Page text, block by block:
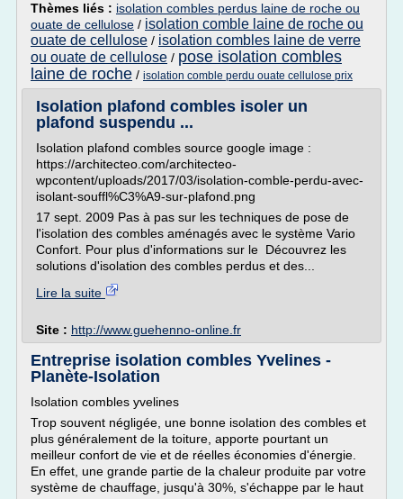
Thèmes liés : isolation combles perdus laine de roche ou
ouate de cellulose / isolation comble laine de roche ou
ouate de cellulose / isolation combles laine de verre
ou ouate de cellulose / pose isolation combles
laine de roche / isolation comble perdu ouate cellulose prix
Isolation plafond combles isoler un
plafond suspendu ...
Isolation plafond combles source google image :
https://architecteo.com/architecteo-
wpcontent/uploads/2017/03/isolation-comble-perdu-avec-
isolant-souffl%C3%A9-sur-plafond.png
17 sept. 2009 Pas à pas sur les techniques de pose de
l'isolation des combles aménagés avec le système Vario
Confort. Pour plus d'informations sur le Découvrez les
solutions d'isolation des combles perdus et des...
Lire la suite
Site : http://www.guehenno-online.fr
Entreprise isolation combles Yvelines -
Planète-Isolation
Isolation combles yvelines
Trop souvent négligée, une bonne isolation des combles et
plus généralement de la toiture, apporte pourtant un
meilleur confort de vie et de réelles économies d'énergie.
En effet, une grande partie de la chaleur produite par votre
système de chauffage, jusqu'à 30%, s'échappe par le haut